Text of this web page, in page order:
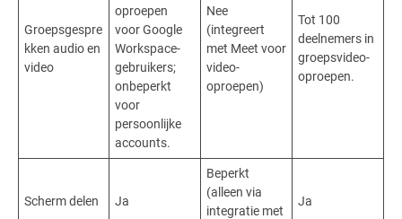
Groepsgespre
kken audio en
video
oproepen
voor Google
Workspace-
gebruikers;
onbeperkt
voor
persoonlijke
accounts.
Nee
(integreert
met Meet voor
video-
oproepen)
Tot 100
deelnemers in
groepsvideo-
oproepen.
Scherm delen Ja
Beperkt
(alleen via
integratie met
Ja